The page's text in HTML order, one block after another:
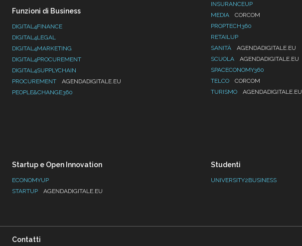
Funzioni di Business
DIGITAL4FINANCE
DIGITAL4LEGAL
DIGITAL4MARKETING
DIGITAL4PROCUREMENT
DIGITAL4SUPPLYCHAIN
PROCUREMENT
AGENDADIGITALE.EU
PEOPLE&CHANGE360
INSURANCEUP
MEDIA
CORCOM
PROPTECH360
RETAILUP
SANITÀ
AGENDADIGITALE.EU
SCUOLA
AGENDADIGITALE.EU
SPACECONOMY360
TELCO
CORCOM
TURISMO
AGENDADIGITALE.EU
Startup e Open Innovation
ECONOMYUP
STARTUP
AGENDADIGITALE.EU
Studenti
UNIVERSITY2BUSINESS
Contatti